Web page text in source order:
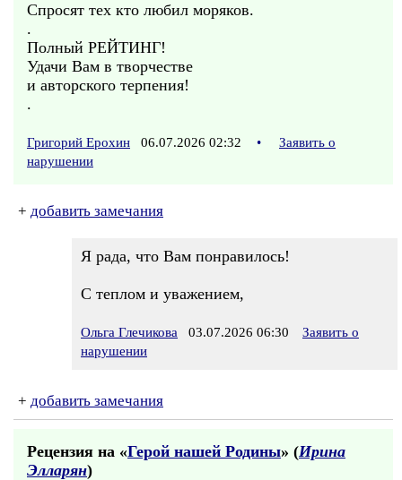
Спросят тех кто любил моряков.
.
Полный РЕЙТИНГ!
Удачи Вам в творчестве
и авторского терпения!
.
Григорий Ерохин 06.07.2026 02:32 •
Заявить о
нарушении
+ добавить замечания
Я рада, что Вам понравилось!
С теплом и уважением,
Ольга Глечикова 03.07.2026 06:30
Заявить о
нарушении
+ добавить замечания
Рецензия на «Герой нашей Родины» (Ирина
Элларян)